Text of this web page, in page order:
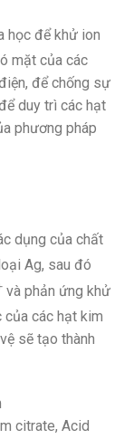
học để khử ion
mặt của các
để chống sự
duy trì các hạt
phương pháp
dụng của chất
Ag, sau đó
và phản ứng khử
các hạt kim
sẽ tạo thành
citrate, Acid